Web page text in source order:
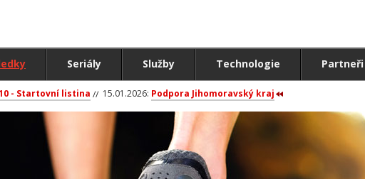
Seriály Služby Technologie Partneři
- Startovní listina 15.01.2026: Podpora Jihomoravský kraj